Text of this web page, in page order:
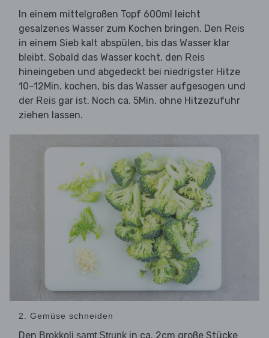
In einem mittelgroßen Topf 600ml leicht
gesalzenes Wasser zum Kochen bringen. Den Reis
in einem Sieb kalt abspülen, bis das Wasser klar
bleibt. Sobald das Wasser kocht, den Reis
hineingeben und abgedeckt bei niedrigster Hitze
10–12Min. kochen, bis das Wasser aufgesogen und
der Reis gar ist. Noch ca. 5Min. ohne Hitzezufuhr
ziehen lassen.
2. Gemüse schneiden
Den Brokkoli samt Strunk in ca. 2cm große Stücke